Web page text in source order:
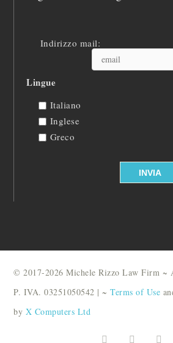
Indirizzo mail:
Lingue
Italiano
Inglese
Greco
© 2017-2026 Michele Rizzo Law Firm ~
P. IVA. 03251050542 | ~Terms of Use
by X Computers Ltd